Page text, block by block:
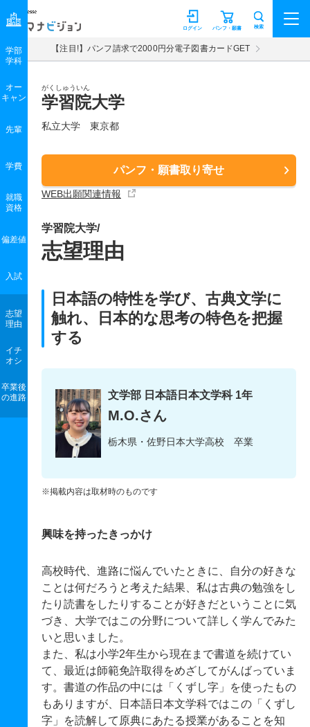
マナビジョン パンフ・願書
ログイン 検索
【注目!】パンフ請求で2000円分電子図書カードGET
がくしゅういん
学習院大学
私立大学 東京都
パンフ・願書取り寄せ
WEB出願関連情報
学部
学科
オー
キャン
先輩
学費
就職
資格
偏差値
入試
志望
理由
イチ
オシ
卒業後
の進路
学習院大学/
志望理由
日本語の特性を学び、古典文学に
触れ、日本的な思考の特色を把握
する
文学部 日本語日本文学科 1年
M.O.さん
栃木県・佐野日本大学高校 卒業
※掲載内容は取材時のものです
興味を持ったきっかけ
高校時代、進路に悩んでいたときに、自分の好きな
ことは何だろうと考えた結果、私は古典の勉強をし
たり読書をしたりすることが好きだということに気
づき、大学ではこの分野について詳しく学んでみた
いと思いました。
また、私は小学2年生から現在まで書道を続けてい
て、最近は師範免許取得をめざしてがんばっていま
す。書道の作品の中には「くずし字」を使ったもの
もありますが、日本語日本文学科ではこの「くずし
字」を読解して原典にあたる授業があることを知